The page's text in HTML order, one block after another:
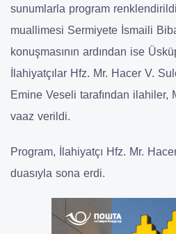
sunumlarla program
muallimesi Sermiyete İsmaili
konuşmasının ardından ise
İlahiyatçılar Hfz. Mr. Hacer V.
Emine Veseli tarafından ilahiler,
vaaz verildi.
Program, İlahiyatçı Hfz. Mr.
duasıyla sona erdi.